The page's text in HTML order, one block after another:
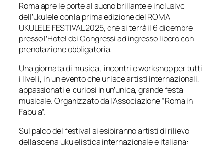
Roma apre le porte al suono brillante e inclusivo
dell’ukulele con la prima edizione del ROMA
UKULELE FESTIVAL 2025, che si terrà il 6 dicembre
presso l’Hotel dei Congressi ad ingresso libero con
prenotazione obbligatoria.
Una giornata di musica, incontri e workshop per tutti
i livelli, in un evento che unisce artisti internazionali,
appassionati e curiosi in un’unica, grande festa
musicale. Organizzato dall’Associazione “Roma in
Fabula”.
Sul palco del festival si esibiranno artisti di rilievo
della scena ukulelistica internazionale e italiana: